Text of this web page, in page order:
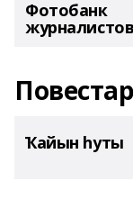
Фотобанк
Повестар
Ҡайын һуты